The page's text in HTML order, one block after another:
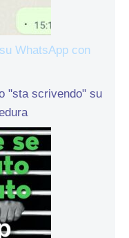
WhatsApp con
"sta scrivendo" su